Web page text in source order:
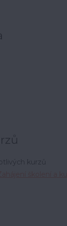
kurzů